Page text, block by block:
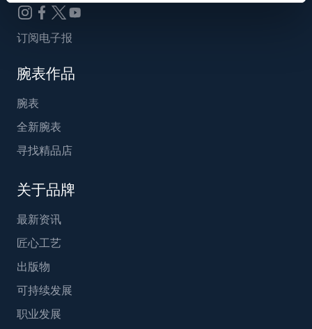
订阅电子报
腕表作品
腕表
全新腕表
寻找精品店
关于品牌
最新资讯
匠心工艺
出版物
可持续发展
职业发展